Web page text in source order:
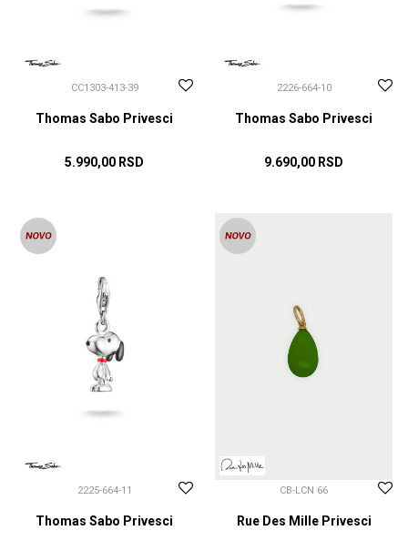
CC1303-413-39
Thomas Sabo Privesci
5.990,00 RSD
2226-664-10
Thomas Sabo Privesci
9.690,00 RSD
2225-664-11
Thomas Sabo Privesci
CB-LCN 66
Rue Des Mille Privesci